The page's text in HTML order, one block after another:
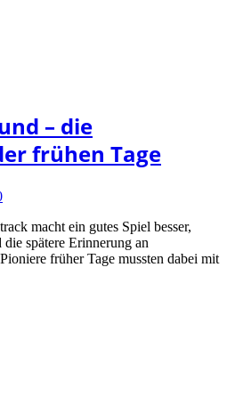
– die
frühen Tage
macht ein gutes Spiel besser,
spätere Erinnerung an
früher Tage mussten dabei mit